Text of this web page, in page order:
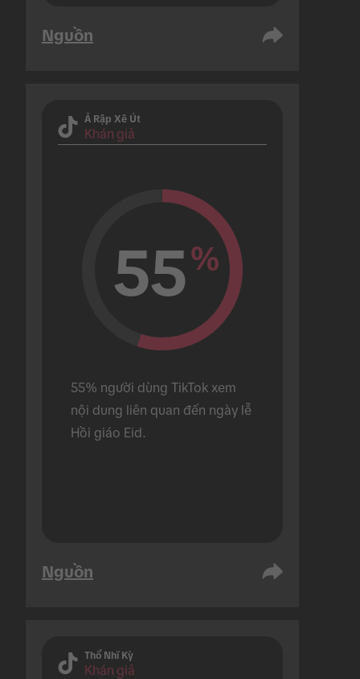
Nguồn
Ả Rập Xê Út
Khán giả
55%
55% người dùng TikTok xem
nội dung liên quan đến ngày lễ
Hồi giáo Eid.
Nguồn
Thổ Nhĩ Kỳ
Khán giả